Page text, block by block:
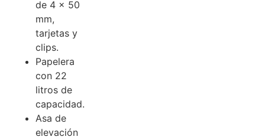
de 4 x 50
mm,
tarjetas y
clips.
Papelera
con 22
litros de
capacidad.
Asa de
elevación